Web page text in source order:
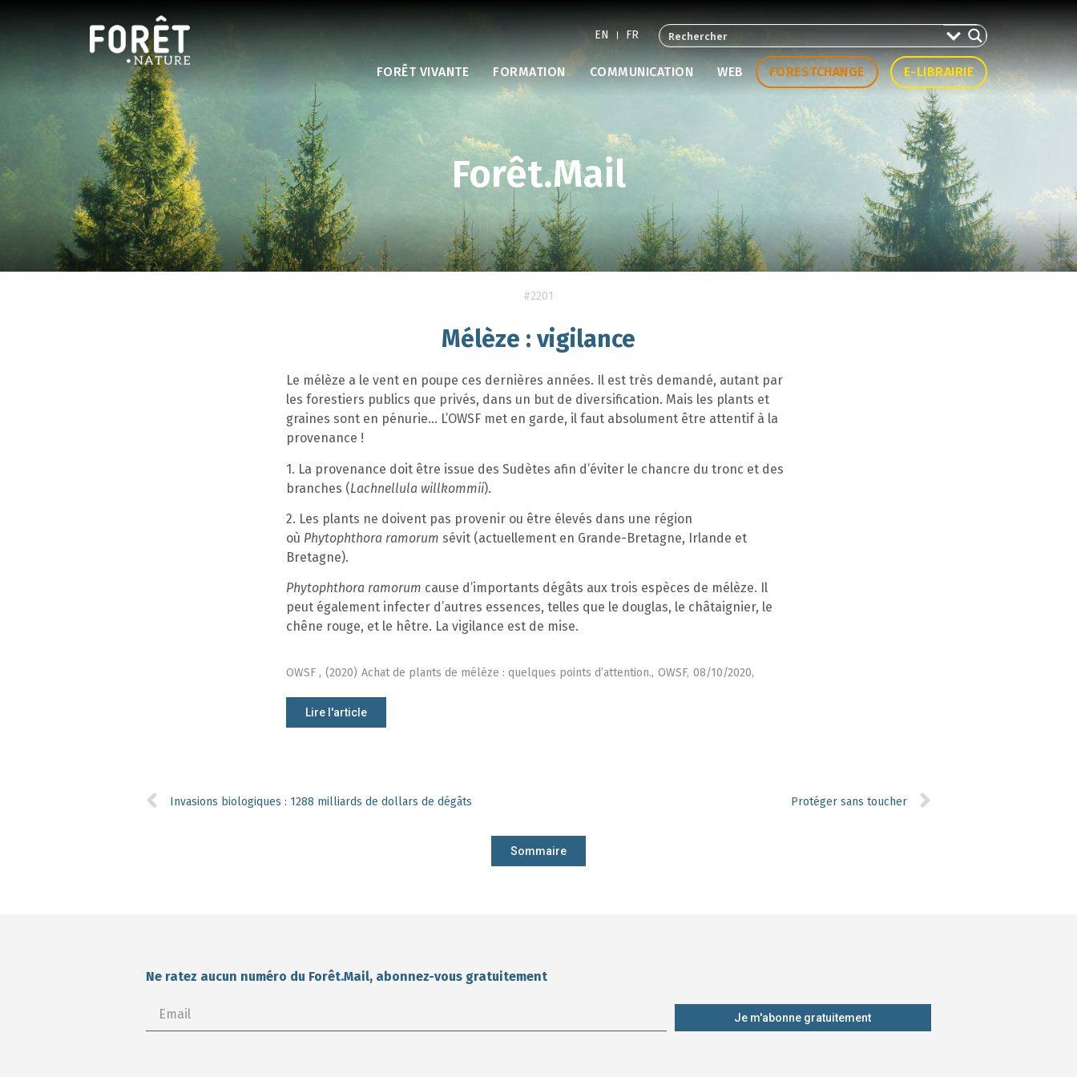
EN FR
FORÊT VIVANTE FORMATION COMMUNICATION WEB FORESTCHANGE E-LIBRAIRIE
Forêt.Mail
#2201
Mélèze : vigilance
Le mélèze a le vent en poupe ces dernières années. Il est très demandé, autant par
les forestiers publics que privés, dans un but de diversification. Mais les plants et
graines sont en pénurie… L’OWSF met en garde, il faut absolument être attentif à la
provenance !
1. La provenance doit être issue des Sudètes afin d’éviter le chancre du tronc et des
branches (Lachnellula willkommii).
2. Les plants ne doivent pas provenir ou être élevés dans une région
où Phytophthora ramorum sévit (actuellement en Grande-Bretagne, Irlande et
Bretagne).
Phytophthora ramorum cause d’importants dégâts aux trois espèces de mélèze. Il
peut également infecter d’autres essences, telles que le douglas, le châtaignier, le
chêne rouge, et le hêtre. La vigilance est de mise.
OWSF , (2020) Achat de plants de mélèze : quelques points d’attention., OWSF, 08/10/2020,
Lire l'article
Invasions biologiques : 1288 milliards de dollars de dégâts Protéger sans toucher
Sommaire
Ne ratez aucun numéro du Forêt.Mail, abonnez-vous gratuitement
Je m'abonne gratuitement